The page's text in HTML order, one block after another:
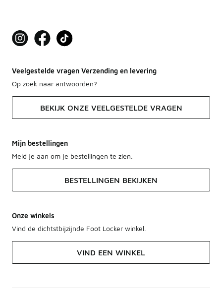
Veelgestelde vragen Verzending en levering
Op zoek naar antwoorden?
BEKIJK ONZE VEELGESTELDE VRAGEN
Mijn bestellingen
Meld je aan om je bestellingen te zien.
BESTELLINGEN BEKIJKEN
Onze winkels
Vind de dichtstbijzijnde Foot Locker winkel.
VIND EEN WINKEL